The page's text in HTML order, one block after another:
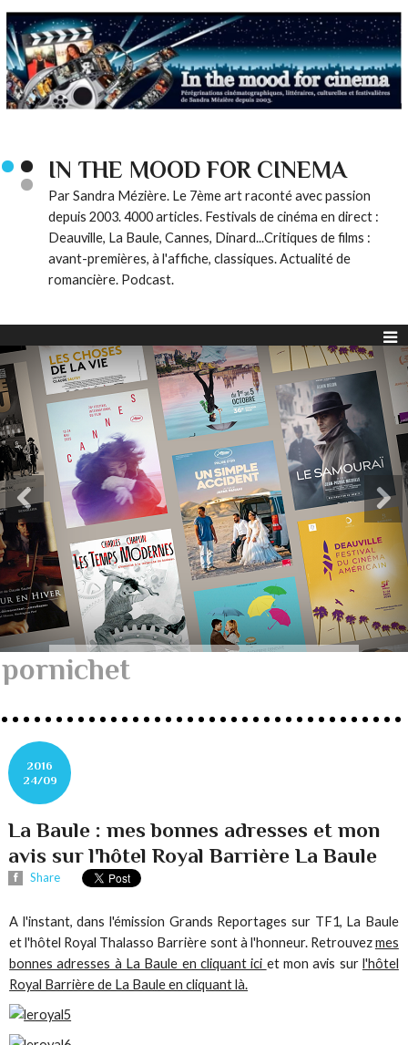
IN THE MOOD FOR CINEMA
Par Sandra Mézière. Le 7ème art raconté avec passion
depuis 2003. 4000 articles. Festivals de cinéma en direct :
Deauville, La Baule, Cannes, Dinard...Critiques de films :
avant-premières, à l'affiche, classiques. Actualité de
romancière. Podcast.
pornichet
2016
24/09
La Baule : mes bonnes adresses et mon
avis sur l'hôtel Royal Barrière La Baule
Share
A l'instant, dans l'émission Grands Reportages sur TF1, La Baule
et l'hôtel Royal Thalasso Barrière sont à l'honneur. Retrouvezmes
bonnes adresses à La Baule en cliquant ici et mon avis sur l'hôtel
Royal Barrière de La Baule en cliquant là.